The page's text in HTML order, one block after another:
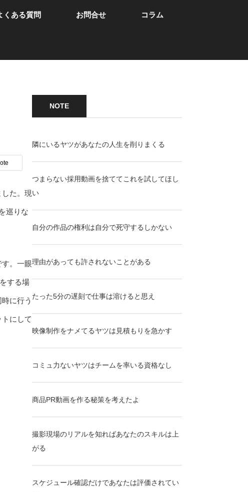
くある質問 お問合せ コラム
た。現
巡りな
。一眼
する場
に行う
にして
NOTE
隣にいるヤツがあなたの人生を削りまくる
つまらない採用動画を捨ててこれを試してほし
い
自分の作品の権利は自分で死守するしかない
理由があっても許されないことがある
たった5分の遅刻で仕事は溶けると思え
映像制作をナメてるヤツは見積もりを急かす
コミュ力ないヤツはチームを率いる資格なし
商品PR動画を作る秘策を考えたよ
撮影現場のリアルを知ればあなたのスキルは上
がる
スケジュール確認だけであなたは評価されてい